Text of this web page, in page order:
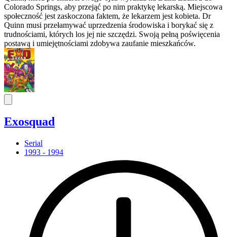
Colorado Springs, aby przejąć po nim praktykę lekarską. Miejscowa
społeczność jest zaskoczona faktem, że lekarzem jest kobieta. Dr
Quinn musi przełamywać uprzedzenia środowiska i borykać się z
trudnościami, których los jej nie szczędzi. Swoją pełną poświęcenia
postawą i umiejętnościami zdobywa zaufanie mieszkańców.
Exosquad
Serial
1993 - 1994